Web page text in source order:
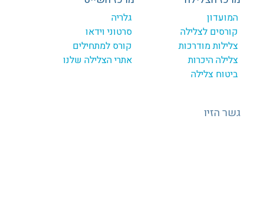
המועדון
קורסים לצלילה
צלילות מודרכות
צלילה היכרות
ביטוח צלילה
גלריה
סרטוני וידאו
קורס למתחילים
אתרי הצלילה שלנו
גשר הזיו